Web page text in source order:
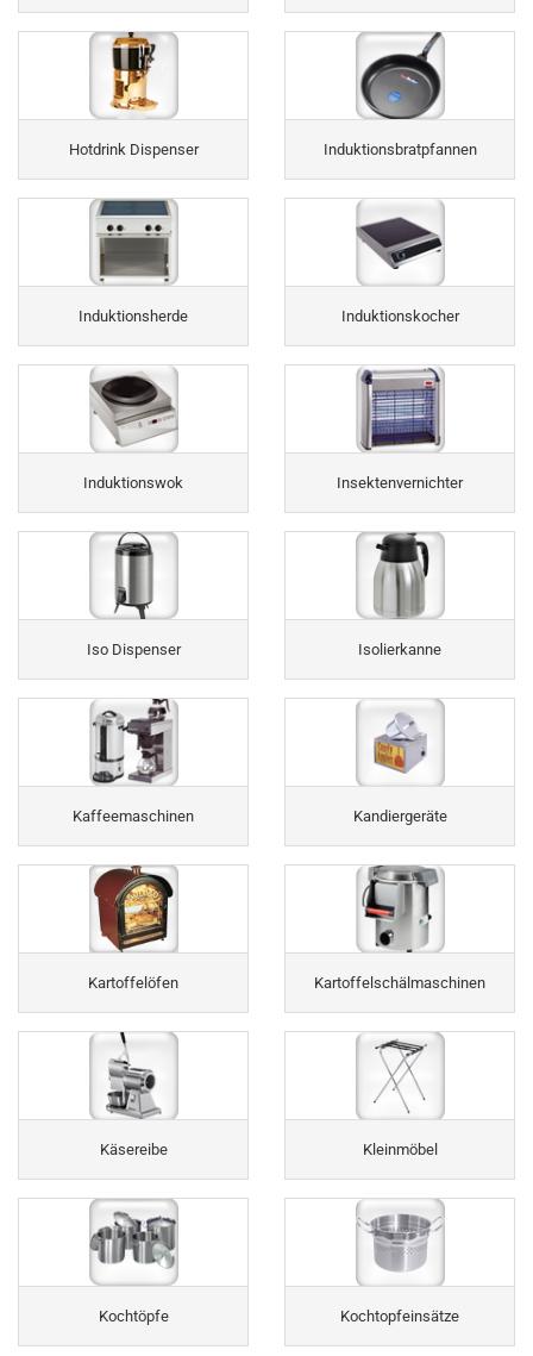
Hotdrink Dispenser Induktionsbratpfannen
Induktionsherde Induktionskocher
Induktionswok Insektenvernichter
Iso Dispenser Isolierkanne
Kaffeemaschinen Kandiergeräte
Kartoffelöfen Kartoffelschälmaschinen
Käsereibe Kleinmöbel
Kochtöpfe Kochtopfeinsätze